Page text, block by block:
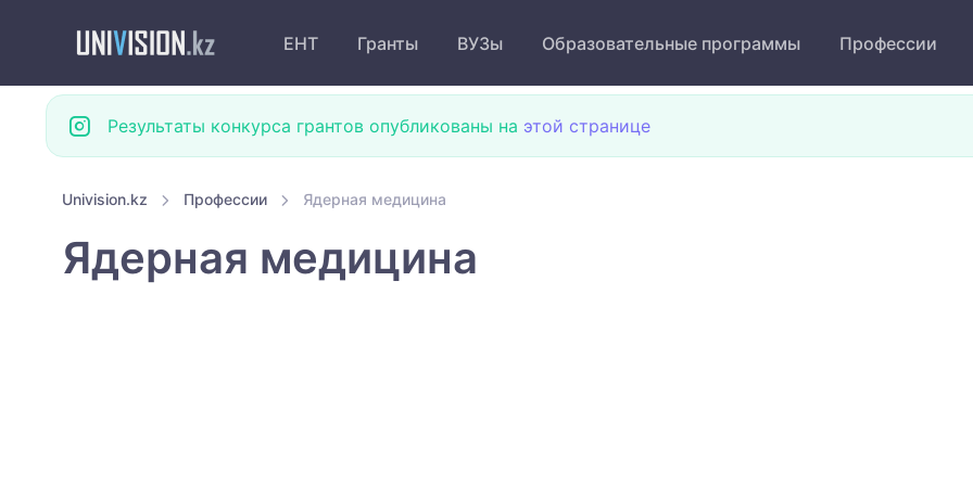
ЕНТ Гранты ВУЗы Образовательные программы Профессии
Результаты конкурса грантов опубликованы на этой странице
Univision.kz Профессии Ядерная медицина
Ядерная медицина